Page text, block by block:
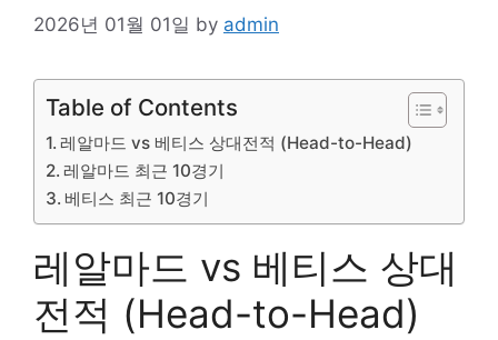
2026년 01월 01일 by admin
Table of Contents
레알마드 vs 베티스 상대전적 (Head-to-Head)
레알마드 최근 10경기
베티스 최근 10경기
레알마드 vs 베티스 상대
전적 (Head-to-Head)